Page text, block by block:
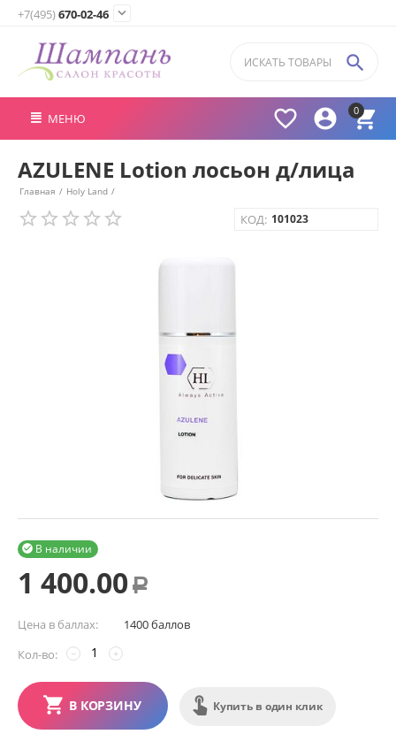
+7(495)670-02-46 
0




МЕНЮ
AZULENE Lotion лосьон д/лица
Главная / Holy Land /
КОД: 101023
В наличии

1 400.00 Р
Цена в баллах:
1400 баллов
Кол-во:
+
−
В КОРЗИНУ Купить в один клик